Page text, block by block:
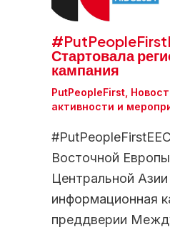
Стартовала
кампания
PutPeopleFirst
активности и
Восточной
Центральной
информационная
преддверии